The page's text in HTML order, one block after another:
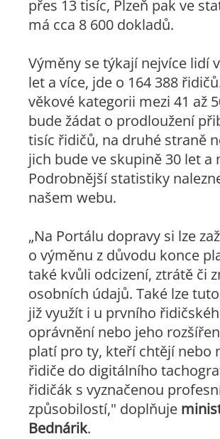
přes 13 tisíc, Plzeň pak ve
má cca 8 600 dokladů.
Výměny se týkají nejvíce lidí
let a více, jde o 164 388
věkové kategorii mezi 41 až
bude žádat o prodloužení
tisíc řidičů, na druhé straně
jich bude ve skupině 30 let a
Podrobnější statistiky
našem webu.
„Na Portálu dopravy si lze
o výměnu z důvodu konce
také kvůli odcizení, ztrátě či
osobních údajů. Také lze
již využít i u prvního
oprávnění nebo jeho
platí pro ty, kteří chtějí nebo
řidiče do digitálního
řidičák s vyznačenou
způsobilostí," doplňuje
Bednárik.